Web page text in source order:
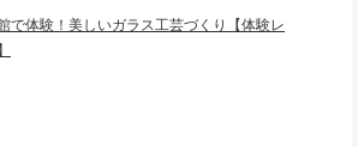
で体験！美しいガラス工芸づくり【体験レ